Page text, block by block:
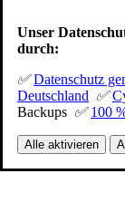
Unser
durch:
✅ Datenschutz
Deutschland ✅
Backups ✅ 100
Alle aktivieren